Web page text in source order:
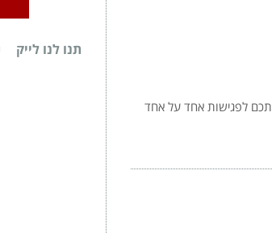
לפגישות אחד על אחד
תנו לנו לייק